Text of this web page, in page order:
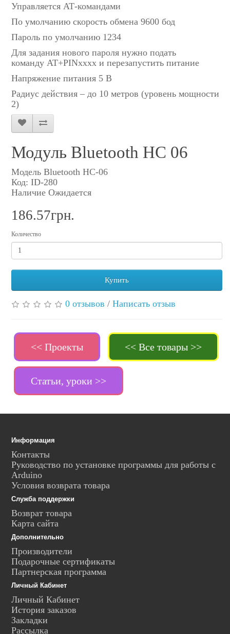
Управляется АТ-командами
По умолчанию скорость обмена 9600 бод
Пароль по умолчанию 1234
Для задания нового пароля нужно подать
команду AT+PINxxxx и перезапустить питание
Напряжение питания 5 В
Радиус действия – до 10 метров (уровень мощности
2)
Модуль Bluetooth HC 06
Модель Bluetooth HC-06
Код: ID-280
Наличие Ожидается
186.57грн.
Количество
Купить
0 отзывов / Написать отзыв
<< Проекты << Все товары >>
Статьи, уроки >>
Информация
Контакты
Руководство по установке программы для работы с
Arduino
Условия возврата товара
Служба поддержки
Возврат товара
Карта сайта
Дополнительно
Производители
Подарочные сертификаты
Партнерская программа
Личный Кабинет
Личный Кабинет
История заказов
Закладки
Рассылка